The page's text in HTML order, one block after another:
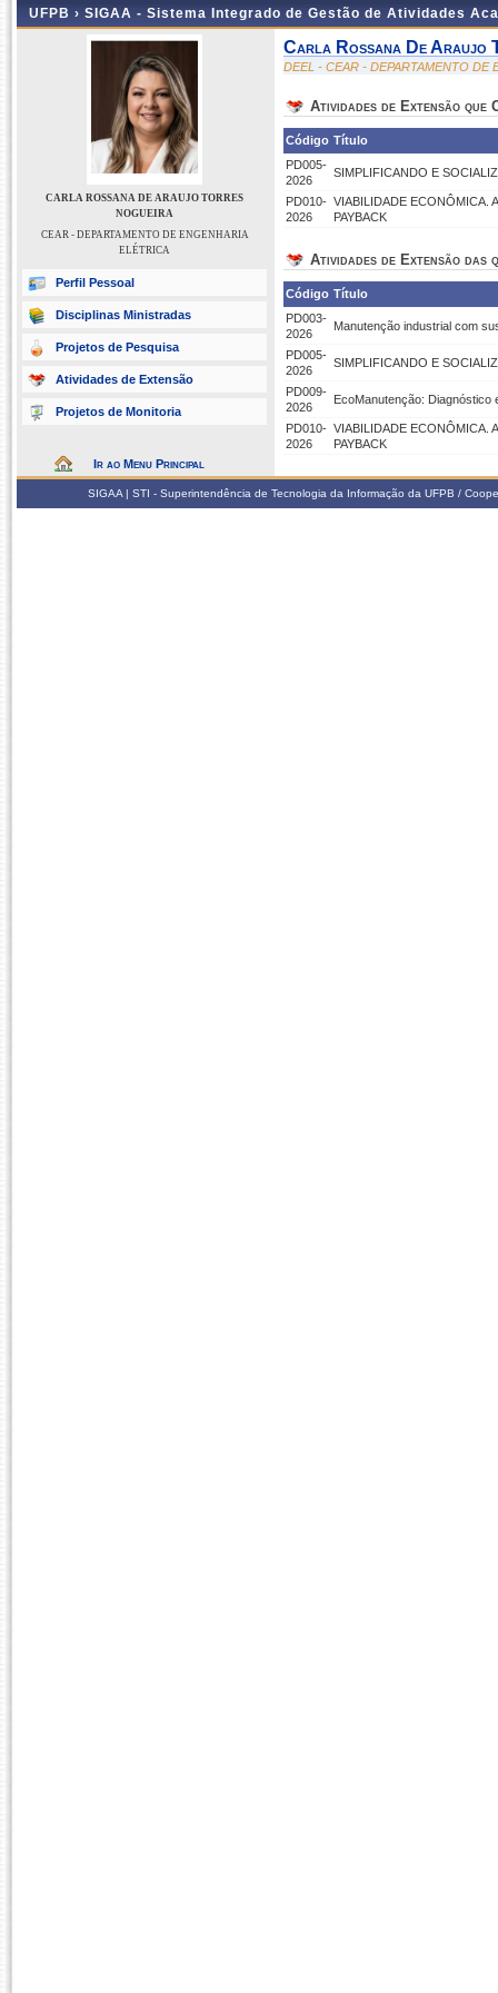
UFPB › SIGAA - Sistema Integrado de Gestão de Atividades
CARLA ROSSANA DE ARAUJO TORRES
NOGUEIRA
CEAR - DEPARTAMENTO DE ENGENHARIA
ELÉTRICA
Perfil Pessoal
Disciplinas Ministradas
Projetos de Pesquisa
Atividades de Extensão
Projetos de Monitoria
Ir ao Menu Principal
Carla Rossana De Araujo
DEEL - CEAR - DEPARTAMENTO DE
Atividades de Extensão que
Código Título
PD005-
2026
SIMPLIFICANDO E
PD010-
2026
VIABILIDADE ECONÔMICA.
PAYBACK
Atividades de Extensão das
Código Título
PD003-
2026
Manutenção industrial com
PD005-
2026
SIMPLIFICANDO E
PD009-
2026
EcoManutenção: Diagnóstico
PD010-
2026
VIABILIDADE ECONÔMICA.
PAYBACK
SIGAA | STI - Superintendência de Tecnologia da Informação da UFPB /